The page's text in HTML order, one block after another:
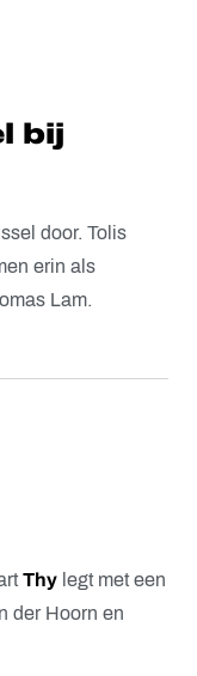
bij
door. Tolis
erin als
Lam.
Thy legt met een
der Hoorn en